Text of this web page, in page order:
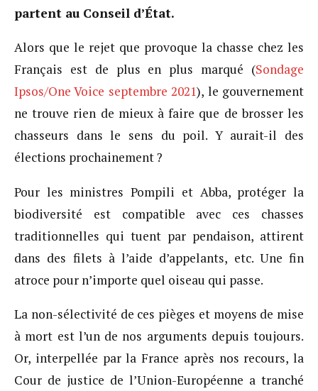
partent au Conseil d’État.
Alors que le rejet que provoque la chasse chez les
Français est de plus en plus marqué (Sondage
Ipsos/One Voice septembre 2021), le gouvernement
ne trouve rien de mieux à faire que de brosser les
chasseurs dans le sens du poil. Y aurait-il des
élections prochainement ?
Pour les ministres Pompili et Abba, protéger la
biodiversité est compatible avec ces chasses
traditionnelles qui tuent par pendaison, attirent
dans des filets à l’aide d’appelants, etc. Une fin
atroce pour n’importe quel oiseau qui passe.
La non-sélectivité de ces pièges et moyens de mise
à mort est l’un de nos arguments depuis toujours.
Or, interpellée par la France après nos recours, la
Cour de justice de l’Union-Européenne a tranché